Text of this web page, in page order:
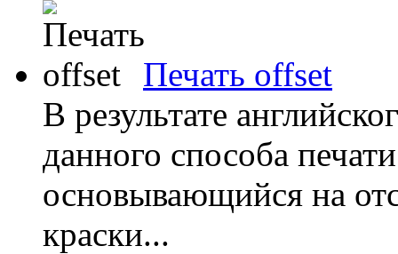
Печать offset
В результате
данного способа
основывающийся на
краски...